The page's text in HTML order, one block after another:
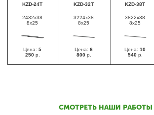
KZD-24T
2432х38
8х25
Цена: 5
250р.
KZD-32T
3224х38
8х25
Цена: 6
800р.
KZD-38T
3822х38
8х25
Цена: 10
540р.
СМОТРЕТЬ НАШИ РАБОТЫ